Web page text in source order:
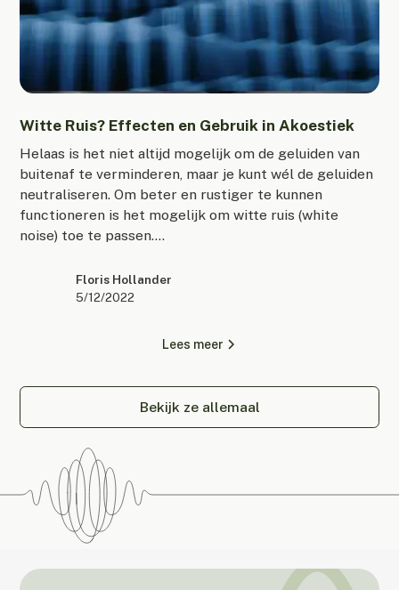
Witte Ruis? Effecten en Gebruik in Akoestiek
Helaas is het niet altijd mogelijk om de geluiden van
buitenaf te verminderen, maar je kunt wél de geluiden
neutraliseren. Om beter en rustiger te kunnen
functioneren is het mogelijk om witte ruis (white
noise) toe te passen....
Floris Hollander
5/12/2022
Lees meer
Bekijk ze allemaal